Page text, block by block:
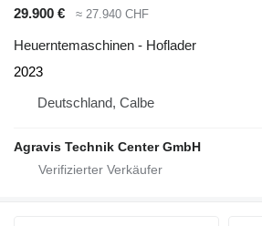
29.900 €
≈ 27.940 CHF
Heuerntemaschinen - Hoflader
2023
Deutschland, Calbe
Agravis Technik Center GmbH